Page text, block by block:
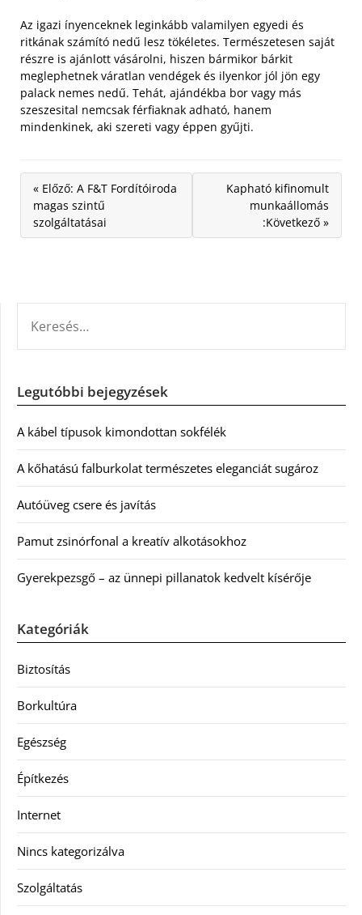
Az igazi ínyenceknek leginkább valamilyen egyedi és
ritkának számító nedű lesz tökéletes. Természetesen saját
részre is ajánlott vásárolni, hiszen bármikor bárkit
meglephetnek váratlan vendégek és ilyenkor jól jön egy
palack nemes nedű. Tehát, ajándékba bor vagy más
szeszesital nemcsak férfiaknak adható, hanem
mindenkinek, aki szereti vagy éppen gyűjti.
« Előző: A F&T Fordítóiroda
magas szintű
szolgáltatásai
Kapható kifinomult
munkaállomás
:Következő »
Legutóbbi bejegyzések
A kábel típusok kimondottan sokfélék
A kőhatású falburkolat természetes eleganciát sugároz
Autóüveg csere és javítás
Pamut zsinórfonal a kreatív alkotásokhoz
Gyerekpezsgő – az ünnepi pillanatok kedvelt kísérője
Kategóriák
Biztosítás
Borkultúra
Egészség
Építkezés
Internet
Nincs kategorizálva
Szolgáltatás